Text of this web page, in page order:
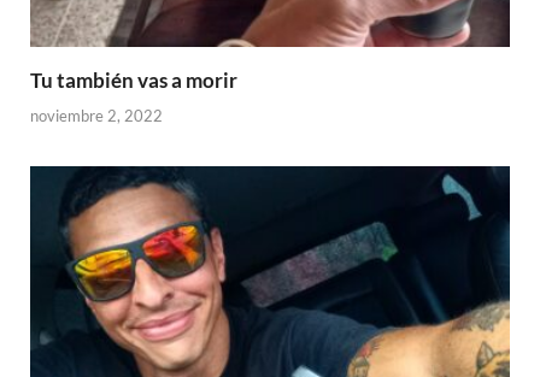
Tu también vas a morir
noviembre 2, 2022